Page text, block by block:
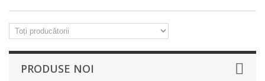
PRODUSE NOI